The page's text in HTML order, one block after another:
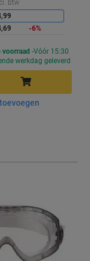
btw
-6%
voorraad Vóór 15:30
werkdag geleverd
winkelwagen